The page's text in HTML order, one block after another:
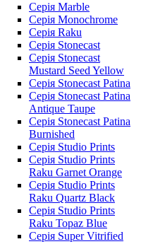
Серія Marble
Серія Monochrome
Серія Raku
Серія Stonecast
Серія Stonecast
Mustard Seed Yellow
Серія Stonecast Patina
Серія Stonecast Patina
Antique Taupe
Серія Stonecast Patina
Burnished
Серія Studio Prints
Серія Studio Prints
Raku Garnet Orange
Серія Studio Prints
Raku Quartz Black
Серія Studio Prints
Raku Topaz Blue
Серія Super Vitrified